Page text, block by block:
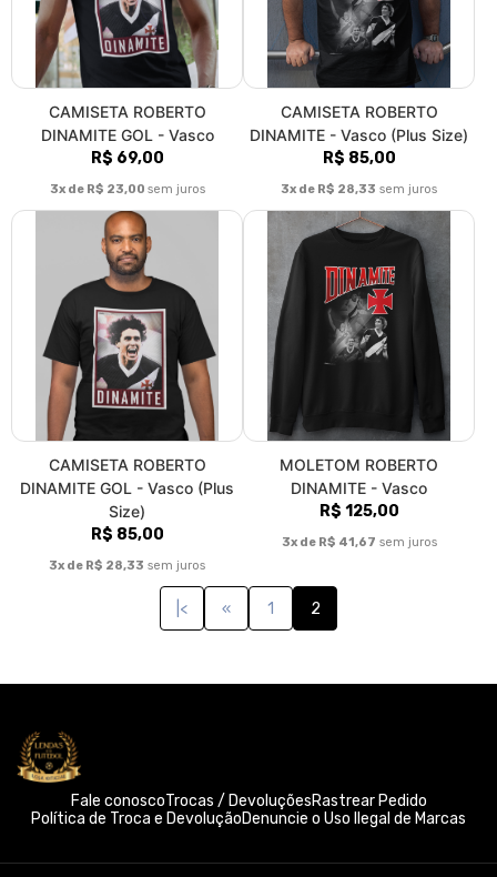
CAMISETA ROBERTO
DINAMITE GOL - Vasco
R$ 69,00
3x de R$ 23,00 sem juros
CAMISETA ROBERTO
DINAMITE - Vasco (Plus Size)
R$ 85,00
3x de R$ 28,33 sem juros
CAMISETA ROBERTO
DINAMITE GOL - Vasco (Plus
Size)
R$ 85,00
3x de R$ 28,33 sem juros
MOLETOM ROBERTO
DINAMITE - Vasco
R$ 125,00
3x de R$ 41,67 sem juros
|< « 1 2
Fale conoscoTrocas / DevoluçõesRastrear Pedido
Política de Troca e DevoluçãoDenuncie o Uso Ilegal de Marcas